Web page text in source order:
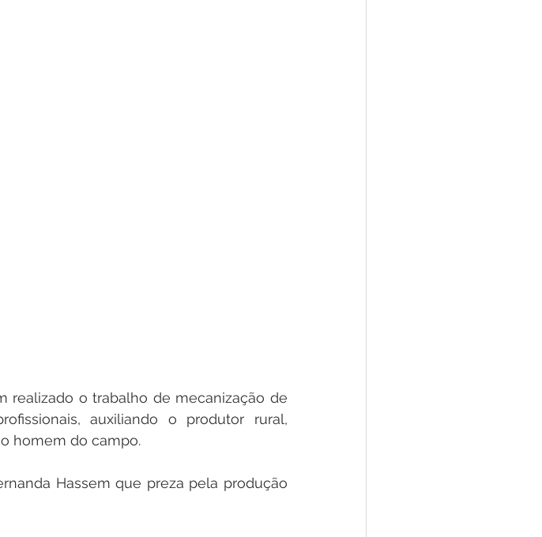
realizado o trabalho de mecanização de
auxiliando o produtor rural,
homem do campo.
Hassem que preza pela produção